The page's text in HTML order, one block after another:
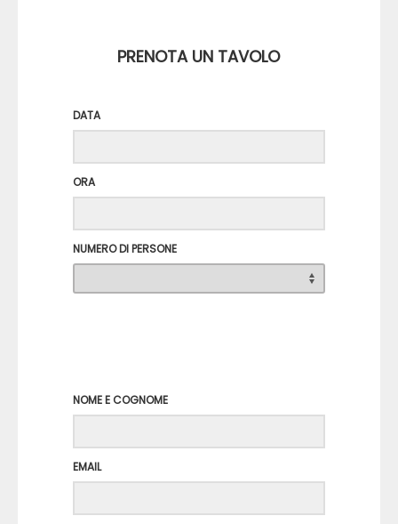
PRENOTA UN TAVOLO
DATA
ORA
NUMERO DI PERSONE
NOME E COGNOME
EMAIL